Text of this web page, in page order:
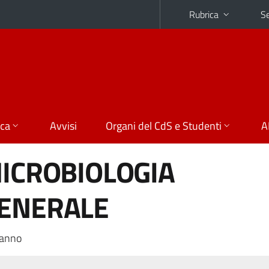
Rubrica
Avvisi Organi del CdS e Studenti